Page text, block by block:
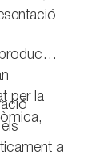
per la
a